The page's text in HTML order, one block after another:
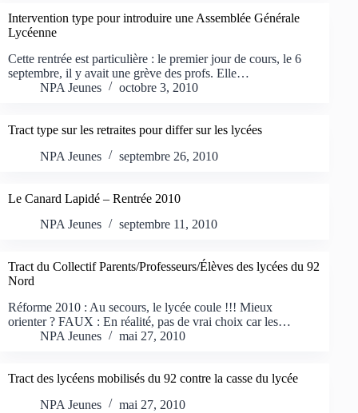
Intervention type pour introduire une Assemblée Générale
Lycéenne
Cette rentrée est particulière : le premier jour de cours, le 6
septembre, il y avait une grève des profs. Elle…
NPA Jeunes
octobre 3, 2010
Tract type sur les retraites pour differ sur les lycées
NPA Jeunes
septembre 26, 2010
Le Canard Lapidé – Rentrée 2010
NPA Jeunes
septembre 11, 2010
Tract du Collectif Parents/Professeurs/Élèves des lycées du 92
Nord
Réforme 2010 : Au secours, le lycée coule !!! Mieux
orienter ? FAUX : En réalité, pas de vrai choix car les…
NPA Jeunes
mai 27, 2010
Tract des lycéens mobilisés du 92 contre la casse du lycée
NPA Jeunes
mai 27, 2010